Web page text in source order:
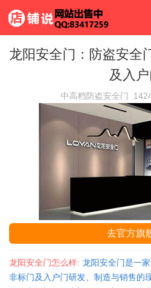
龙阳安全门：防盗安全
及入
中高档防盗安全门
去官方旗
龙阳安全门怎么样: 龙阳安全门是一
非标门及入户门研发、制造与销售的